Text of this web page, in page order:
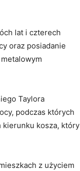
lat i czterech
oraz posiadanie
Taylora
podczas których
kierunku kosza, który
z użyciem